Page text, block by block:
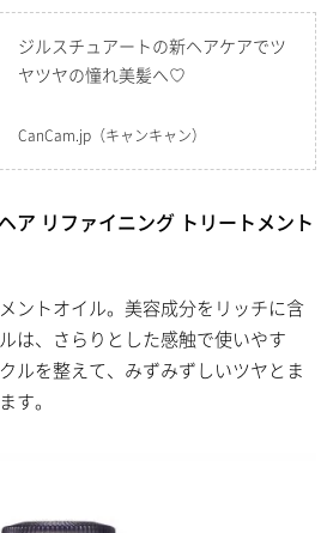
ジルスチュアートの新ヘアケアでツ
ヤツヤの憧れ美髪へ♡
CanCam.jp （キャンキャン）
ア リファイニング トリートメント
ントオイル。美容成分をリッチに含
は、さらりとした感触で使いやす
ルを整えて、みずみずしいツヤとま
す。